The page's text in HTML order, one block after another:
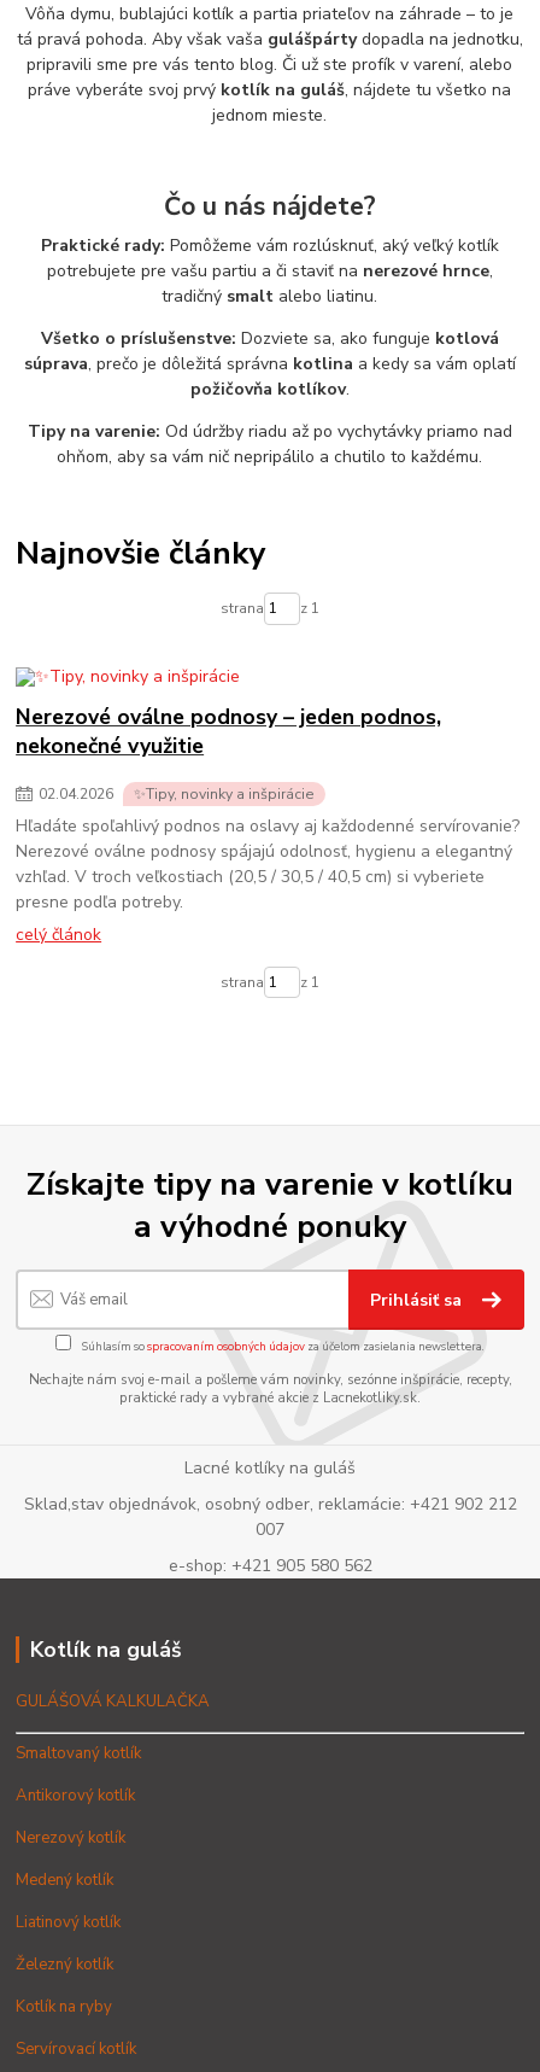
Vôňa dymu, bublajúci kotlík a partia priateľov na záhrade – to je
tá pravá pohoda. Aby však vaša gulášpártydopadla na jednotku,
pripravili sme pre vás tento blog. Či už ste profík v varení, alebo
práve vyberáte svoj prvý kotlík na guláš, nájdete tu všetko na
jednom mieste.
Čo u nás nájdete?
Praktické rady: Pomôžeme vám rozlúsknuť, aký veľký kotlík
potrebujete pre vašu partiu a či staviť na nerezové hrnce,
tradičný smalt alebo liatinu.
Všetko o príslušenstve: Dozviete sa, ako funguje kotlová
súprava, prečo je dôležitá správna kotlina a kedy sa vám oplatí
požičovňa kotlíkov.
Tipy na varenie: Od údržby riadu až po vychytávky priamo nad
ohňom, aby sa vám nič nepripálilo a chutilo to každému.
Najnovšie články
strana z 1
Nerezové oválne podnosy – jeden podnos,
nekonečné využitie
02.04.2026 ✨Tipy, novinky a inšpirácie
Hľadáte spoľahlivý podnos na oslavy aj každodenné servírovanie?
Nerezové oválne podnosy spájajú odolnosť, hygienu a elegantný
vzhľad. V troch veľkostiach (20,5 / 30,5 / 40,5 cm) si vyberiete
presne podľa potreby.
celý článok
strana z 1
Získajte tipy na varenie v kotlíku
a výhodné ponuky
Prihlásiť sa
Súhlasím sospracovaním osobných údajov za účelom zasielania newslettera.
Nechajte nám svoj e-mail a pošleme vám novinky, sezónne inšpirácie, recepty,
praktické rady a vybrané akcie z Lacnekotliky.sk.
Lacné kotlíky na guláš
Sklad,stav objednávok, osobný odber, reklamácie: +421 902 212
007
e-shop: +421 905 580 562
Kotlík na guláš
GULÁŠOVÁ KALKULAČKA
Smaltovaný kotlík
Antikorový kotlík
Nerezový kotlík
Medený kotlík
Liatinový kotlík
Železný kotlík
Kotlík na ryby
Servírovací kotlík